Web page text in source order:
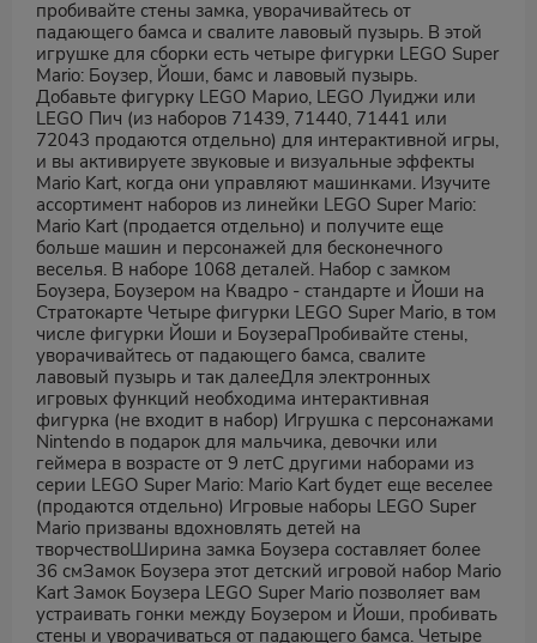
пробивайте стены замка, уворачивайтесь от
падающего бамса и свалите лавовый пузырь. В этой
игрушке для сборки есть четыре фигурки LEGO Super
Mario: Боузер, Йоши, бамс и лавовый пузырь.
Добавьте фигурку LEGO Марио, LEGO Луиджи или
LEGO Пич (из наборов 71439, 71440, 71441 или
72043 продаются отдельно) для интерактивной игры,
и вы активируете звуковые и визуальные эффекты
Mario Kart, когда они управляют машинками. Изучите
ассортимент наборов из линейки LEGO Super Mario:
Mario Kart (продается отдельно) и получите еще
больше машин и персонажей для бесконечного
веселья. В наборе 1068 деталей. Набор с замком
Боузера, Боузером на Квадро - стандарте и Йоши на
Стратокарте Четыре фигурки LEGO Super Mario, в том
числе фигурки Йоши и БоузераПробивайте стены,
уворачивайтесь от падающего бамса, свалите
лавовый пузырь и так далееДля электронных
игровых функций необходима интерактивная
фигурка (не входит в набор) Игрушка с персонажами
Nintendo в подарок для мальчика, девочки или
геймера в возрасте от 9 летС другими наборами из
серии LEGO Super Mario: Mario Kart будет еще веселее
(продаются отдельно) Игровые наборы LEGO Super
Mario призваны вдохновлять детей на
творчествоШирина замка Боузера составляет более
36 смЗамок Боузера этот детский игровой набор Mario
Kart Замок Боузера LEGO Super Mario позволяет вам
устраивать гонки между Боузером и Йоши, пробивать
стены и уворачиваться от падающего бамса. Четыре